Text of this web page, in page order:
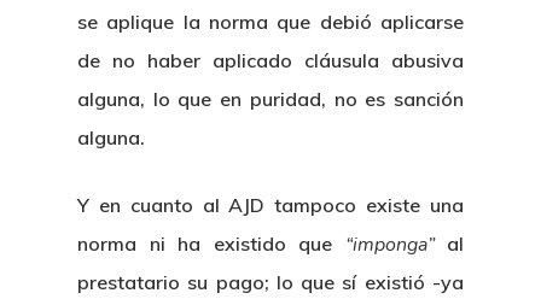
se aplique la norma que debió aplicarse
de no haber aplicado cláusula abusiva
alguna, lo que en puridad, no es sanción
alguna.
Y en cuanto al AJD tampoco existe una
norma ni ha existido que “imponga”al
prestatario su pago; lo que sí existió -ya